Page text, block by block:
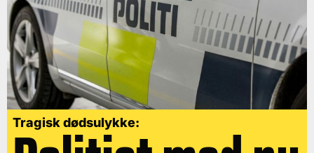
Tragisk dødsulykke: